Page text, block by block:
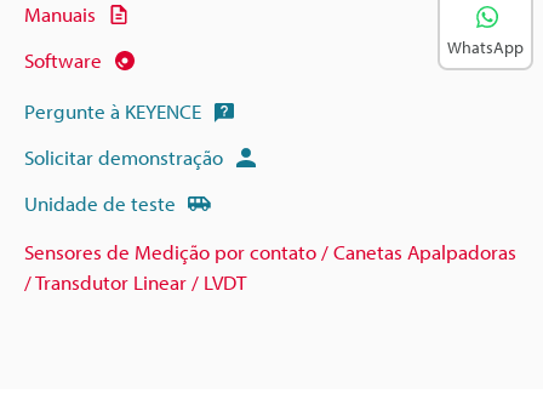
Manuais
Software
Pergunte à KEYENCE
Solicitar demonstração
Unidade de teste
Sensores de Medição por contato / Canetas Apalpadoras
/ Transdutor Linear / LVDT
WhatsApp